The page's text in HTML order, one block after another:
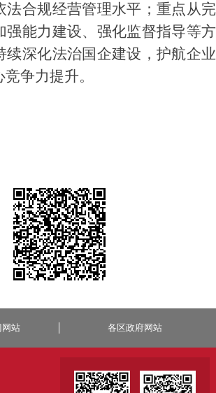
法合规经营管理水平；重点从完
强能力建设、强化监督指导等方
续深化法治国企建设，护航企业
争力提升。
网站 各区政府网站